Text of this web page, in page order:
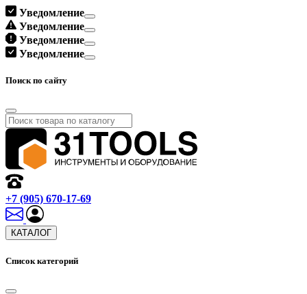
Уведомление
Уведомление
Уведомление
Уведомление
Поиск по сайту
+7 (905) 670-17-69
КАТАЛОГ
Список категорий